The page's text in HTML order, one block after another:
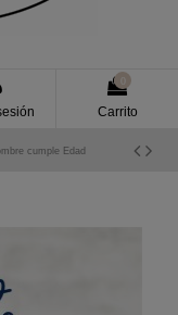
Carrito
cumple Edad